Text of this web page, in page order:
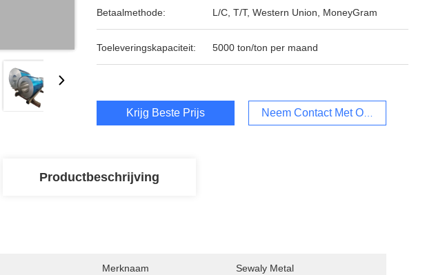
Betaalmethode: L/C, T/T, Western Union, MoneyGram
Toeleveringskapaciteit: 5000 ton/ton per maand
Krijg Beste Prijs Neem Contact Met Ons Op
Productbeschrijving
Merknaam Sewaly Metal